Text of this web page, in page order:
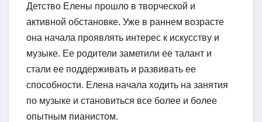
Детство Елены прошло в творческой и
активной обстановке. Уже в раннем возрасте
она начала проявлять интерес к искусству и
музыке. Ее родители заметили ее талант и
стали ее поддерживать и развивать ее
способности. Елена начала ходить на занятия
по музыке и становиться все более и более
опытным пианистом.